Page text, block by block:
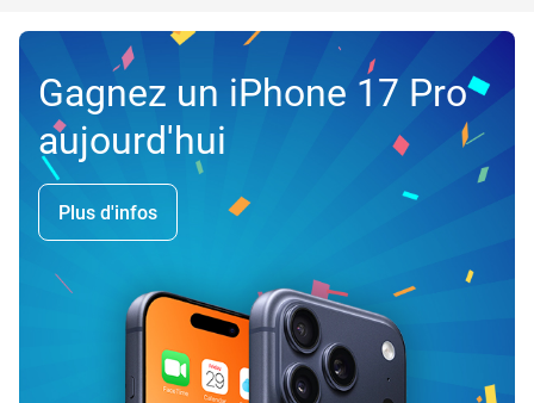
Gagnez un iPhone 17 Pro
aujourd'hui
Plus d'infos